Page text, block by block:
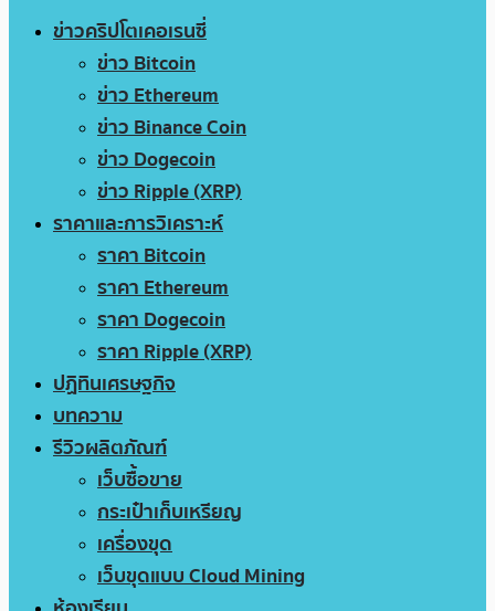
ข่าวคริปโตเคอเรนซี่
ข่าว Bitcoin
ข่าว Ethereum
ข่าว Binance Coin
ข่าว Dogecoin
ข่าว Ripple (XRP)
ราคาและการวิเคราะห์
ราคา Bitcoin
ราคา Ethereum
ราคา Dogecoin
ราคา Ripple (XRP)
ปฏิทินเศรษฐกิจ
บทความ
รีวิวผลิตภัณฑ์
เว็บซื้อขาย
กระเป๋าเก็บเหรียญ
เครื่องขุด
เว็บขุดแบบ Cloud Mining